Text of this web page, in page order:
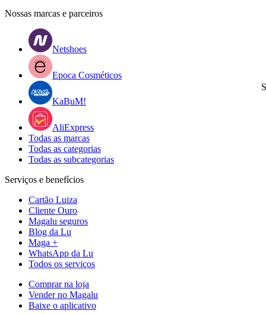
Nossas marcas e parceiros
Netshoes
Epoca Cosméticos
KaBuM!
AliExpress
Todas as marcas
Todas as categorias
Todas as subcategorias
Serviços e benefícios
Cartão Luiza
Cliente Ouro
Magalu seguros
Blog da Lu
Maga +
WhatsApp da Lu
Todos os serviços
Comprar na loja
Vender no Magalu
Baixe o aplicativo